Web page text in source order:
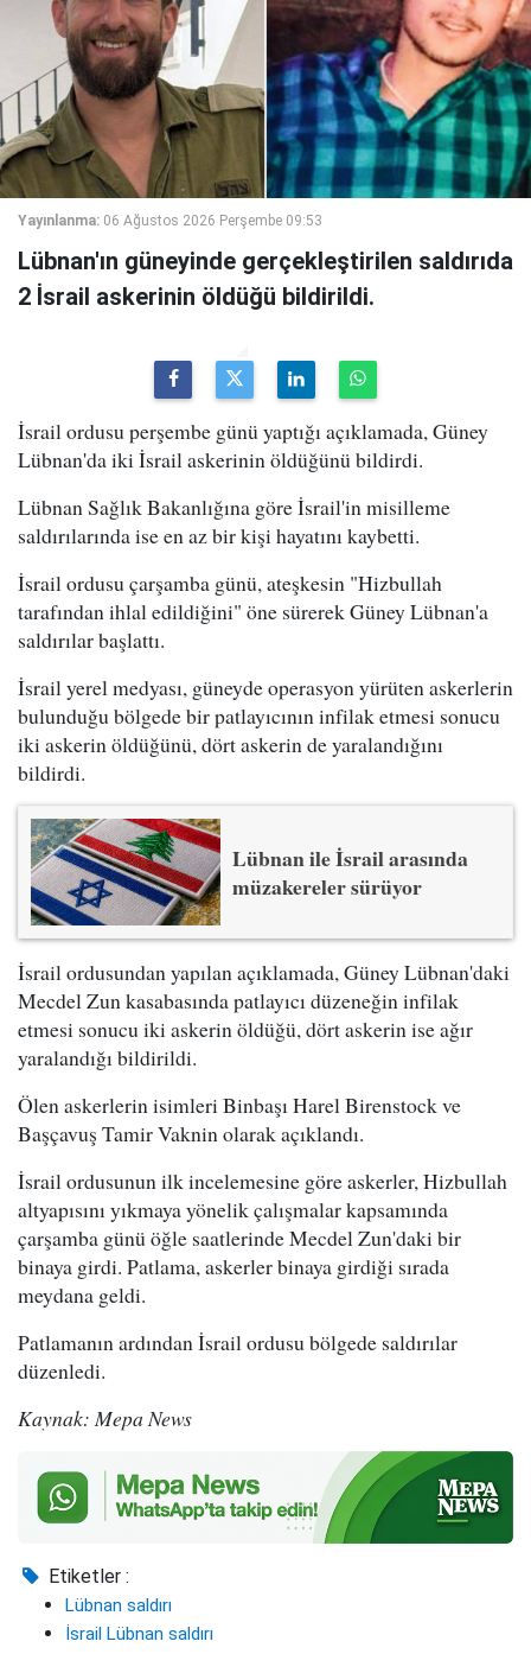
Yayınlanma: 06 Ağustos 2026 Perşembe 09:53
Lübnan'ın güneyinde gerçekleştirilen saldırıda
2 İsrail askerinin öldüğü bildirildi.
İsrail ordusu perşembe günü yaptığı açıklamada, Güney
Lübnan'da iki İsrail askerinin öldüğünü bildirdi.
Lübnan Sağlık Bakanlığına göre İsrail'in misilleme
saldırılarında ise en az bir kişi hayatını kaybetti.
İsrail ordusu çarşamba günü, ateşkesin "Hizbullah
tarafından ihlal edildiğini" öne sürerek Güney Lübnan'a
saldırılar başlattı.
İsrail yerel medyası, güneyde operasyon yürüten askerlerin
bulunduğu bölgede bir patlayıcının infilak etmesi sonucu
iki askerin öldüğünü, dört askerin de yaralandığını
bildirdi.
Lübnan ile İsrail arasında
müzakereler sürüyor
İsrail ordusundan yapılan açıklamada, Güney Lübnan'daki
Mecdel Zun kasabasında patlayıcı düzeneğin infilak
etmesi sonucu iki askerin öldüğü, dört askerin ise ağır
yaralandığı bildirildi.
Ölen askerlerin isimleri Binbaşı Harel Birenstock ve
Başçavuş Tamir Vaknin olarak açıklandı.
İsrail ordusunun ilk incelemesine göre askerler, Hizbullah
altyapısını yıkmaya yönelik çalışmalar kapsamında
çarşamba günü öğle saatlerinde Mecdel Zun'daki bir
binaya girdi. Patlama, askerler binaya girdiği sırada
meydana geldi.
Patlamanın ardından İsrail ordusu bölgede saldırılar
düzenledi.
Kaynak: Mepa News
Etiketler :
Lübnan saldırı
İsrail Lübnan saldırı